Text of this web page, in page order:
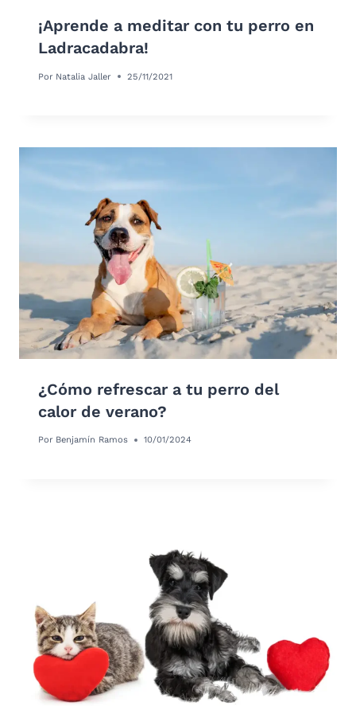
¡Aprende a meditar con tu perro en
Ladracadabra!
Por Natalia Jaller 25/11/2021
¿Cómo refrescar a tu perro del
calor de verano?
Por Benjamín Ramos 10/01/2024